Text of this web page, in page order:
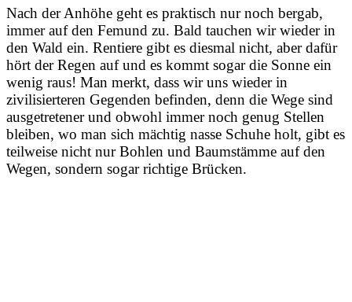
Nach der Anhöhe geht es praktisch nur noch bergab,
immer auf den Femund zu. Bald tauchen wir wieder in
den Wald ein. Rentiere gibt es diesmal nicht, aber dafür
hört der Regen auf und es kommt sogar die Sonne ein
wenig raus! Man merkt, dass wir uns wieder in
zivilisierteren Gegenden befinden, denn die Wege sind
ausgetretener und obwohl immer noch genug Stellen
bleiben, wo man sich mächtig nasse Schuhe holt, gibt es
teilweise nicht nur Bohlen und Baumstämme auf den
Wegen, sondern sogar richtige Brücken.